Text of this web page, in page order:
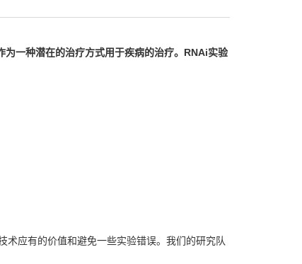
一种潜在的治疗方式用于疾病的治疗。RNAi实验
应有的价值和避免一些实验错误。我们的研究队